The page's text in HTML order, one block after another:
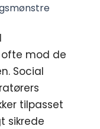
mod de
Social
tilpasset
sikrede